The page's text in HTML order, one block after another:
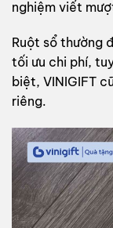
nghiệm viết
Ruột sổ thường
tối ưu chi phí,
biệt, VINIGIFT
riêng.